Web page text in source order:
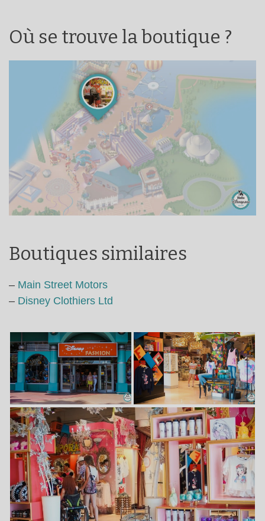
Où se trouve la boutique ?
Boutiques similaires
– Main Street Motors
– Disney Clothiers Ltd